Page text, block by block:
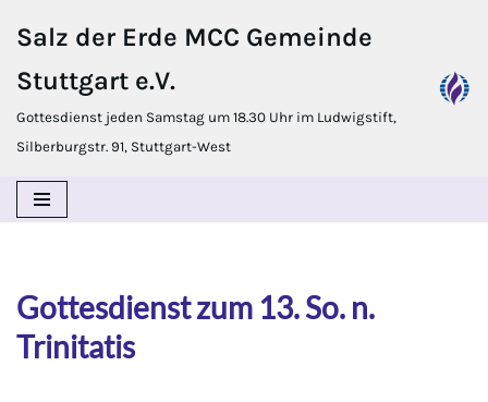
Inhalt
springen
Salz der Erde MCC Gemeinde
Stuttgart e.V.
Gottesdienst jeden Samstag um 18.30 Uhr im Ludwigstift,
Silberburgstr. 91, Stuttgart-West
Gottesdienst zum 13. So. n.
Trinitatis